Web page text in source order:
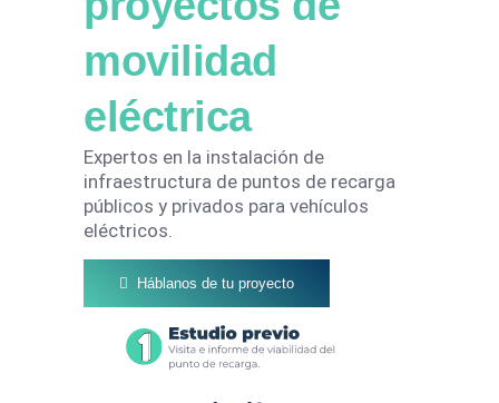
movilidad
eléctrica
Expertos en la instalación de
infraestructura de puntos de recarga
públicos y privados para vehículos
eléctricos.​
Háblanos de tu proyecto